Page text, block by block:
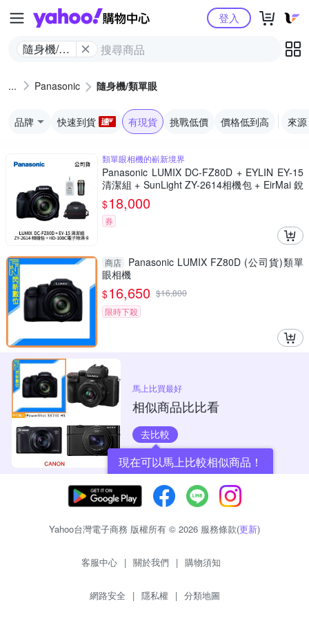
Yahoo購物中心
隨身機/類
登入
Panasonic 隨身機/類單眼
品牌 快速到貨 有現貨 挑戰低價 價格低到高 來源
類單眼相機的嶄新境界
Panasonic LUMIX DC-FZ80D + EYLIN EY-15
清潔組 + SunLight ZY-2614相機包 + EirMai 銳
瑪 HD-100C電子除濕卡 FZ80D (公司貨)
$18,000
券
商店
Panasonic LUMIX FZ80D (公司貨)類單
眼相機
$16,650 $16,800
限時下殺
馬上比買最好
相似商品比比看
去比較
現在可以馬上比較相似商品！
Yahoo台灣電子商務 版權所有 © 2026 服務條款(更新)
客服中心 | 關於我們 | 購物須知
網路安全 | 隱私權 | 分類地圖